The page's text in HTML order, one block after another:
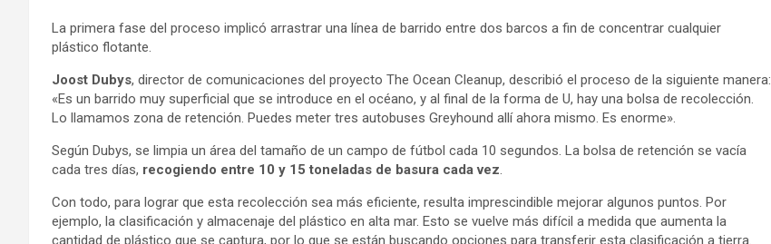
La primera fase del proceso implicó arrastrar una línea de barrido entre dos barcos a fin de concentrar cualquier
plástico flotante.
Joost Dubys, director de comunicaciones del proyecto The Ocean Cleanup, describió el proceso de la siguiente manera:
«Es un barrido muy superficial que se introduce en el océano, y al final de la forma de U, hay una bolsa de recolección.
Lo llamamos zona de retención. Puedes meter tres autobuses Greyhound allí ahora mismo. Es enorme».
Según Dubys, se limpia un área del tamaño de un campo de fútbol cada 10 segundos. La bolsa de retención se vacía
cada tres días, recogiendo entre 10 y 15 toneladas de basura cada vez.
Con todo, para lograr que esta recolección sea más eficiente, resulta imprescindible mejorar algunos puntos. Por
ejemplo, la clasificación y almacenaje del plástico en alta mar. Esto se vuelve más difícil a medida que aumenta la
cantidad de plástico que se captura, por lo que se están buscando opciones para transferir esta clasificación a tierra.